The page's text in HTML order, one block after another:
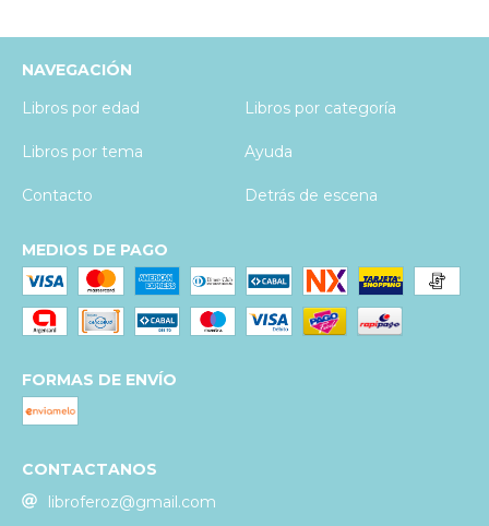
NAVEGACIÓN
Libros por edad
Libros por categoría
Libros por tema Ayuda
Contacto Detrás de escena
MEDIOS DE PAGO
FORMAS DE ENVÍO
CONTACTANOS
libroferoz@gmail.com